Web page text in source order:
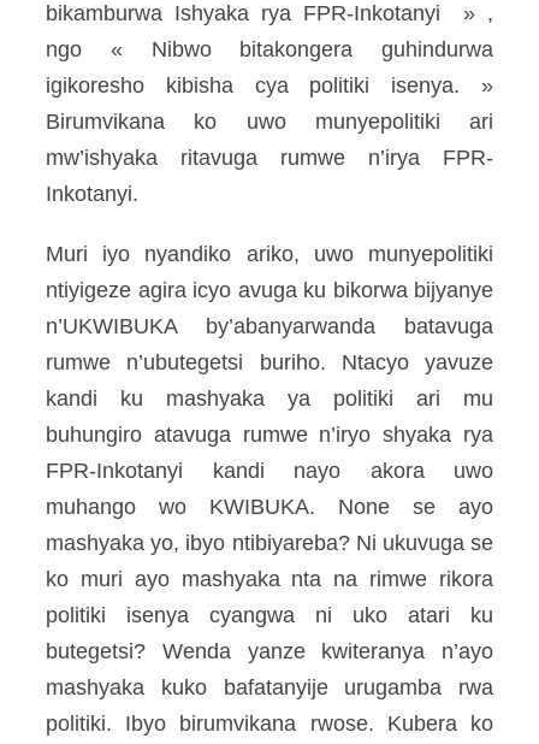
bikamburwa Ishyaka rya FPR-Inkotanyi » ,
ngo « Nibwo bitakongera guhindurwa
igikoresho kibisha cya politiki isenya. »
Birumvikana ko uwo munyepolitiki ari
mw’ishyaka ritavuga rumwe n’irya FPR-
Inkotanyi.
Muri iyo nyandiko ariko, uwo munyepolitiki
ntiyigeze agira icyo avuga ku bikorwa bijyanye
n’UKWIBUKA by’abanyarwanda batavuga
rumwe n’ubutegetsi buriho. Ntacyo yavuze
kandi ku mashyaka ya politiki ari mu
buhungiro atavuga rumwe n’iryo shyaka rya
FPR-Inkotanyi kandi nayo akora uwo
muhango wo KWIBUKA. None se ayo
mashyaka yo, ibyo ntibiyareba? Ni ukuvuga se
ko muri ayo mashyaka nta na rimwe rikora
politiki isenya cyangwa ni uko atari ku
butegetsi? Wenda yanze kwiteranya n’ayo
mashyaka kuko bafatanyije urugamba rwa
politiki. Ibyo birumvikana rwose. Kubera ko